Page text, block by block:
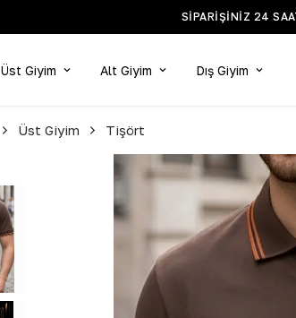
Üst Giyim Alt Giyim Dış Giyim
Üst Giyim Tişört